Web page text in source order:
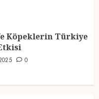
Köpeklerin Türkiye
0